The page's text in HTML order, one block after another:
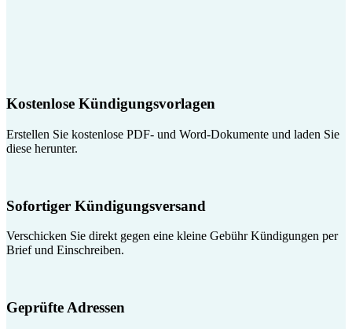
Kostenlose Kündigungsvorlagen
Erstellen Sie kostenlose PDF- und Word-Dokumente und laden Sie
diese herunter.
Sofortiger Kündigungsversand
Verschicken Sie direkt gegen eine kleine Gebühr Kündigungen per
Brief und Einschreiben.
Geprüfte Adressen